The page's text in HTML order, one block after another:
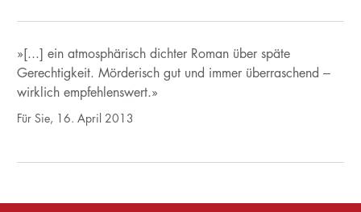
»[...] ein atmosphärisch dichter Roman über späte
Gerechtigkeit. Mörderisch gut und immer überraschend –
wirklich empfehlenswert.»
Für Sie, 16. April 2013